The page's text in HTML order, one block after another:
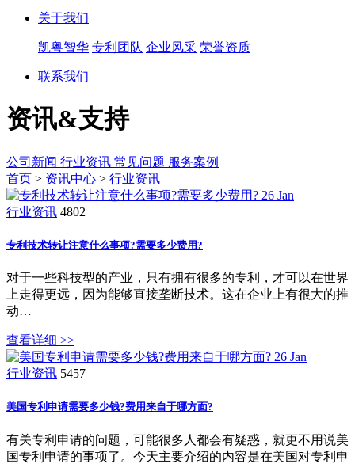
关于我们
凯粤智华 专利团队 企业风采 荣誉资质
联系我们
资讯&支持
公司新闻 行业资讯 常见问题 服务案例
首页 > 资讯中心 > 行业资讯
26 Jan
行业资讯 4802
专利技术转让注意什么事项?需要多少费用?
对于一些科技型的产业，只有拥有很多的专利，才可以在世界
上走得更远，因为能够直接垄断技术。这在企业上有很大的推
动…
查看详细 >>
26 Jan
行业资讯 5457
美国专利申请需要多少钱?费用来自于哪方面?
有关专利申请的问题，可能很多人都会有疑惑，就更不用说美
国专利申请的事项了。今天主要介绍的内容是在美国对专利申